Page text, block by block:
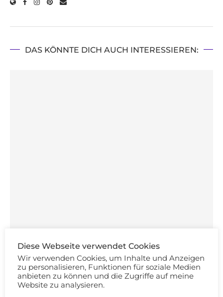
DAS KÖNNTE DICH AUCH INTERESSIEREN:
Diese Webseite verwendet Cookies
Wir verwenden Cookies, um Inhalte und Anzeigen
zu personalisieren, Funktionen für soziale Medien
anbieten zu können und die Zugriffe auf meine
Website zu analysieren.